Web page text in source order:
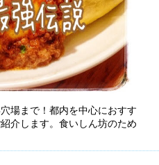
場まで！都内を中心におすす
介します。食いしん坊のため